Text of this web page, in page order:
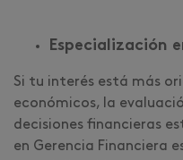
Especialización
Si tu interés está más
económicos, la
decisiones financieras
en Gerencia Financiera